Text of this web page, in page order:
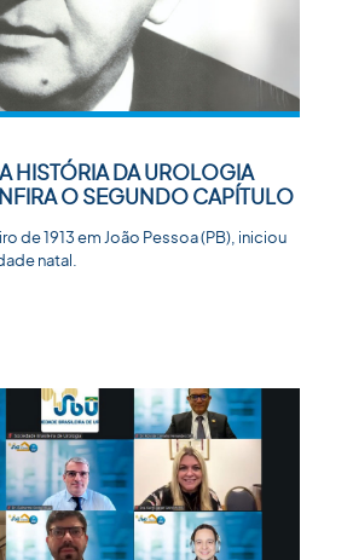
HISTÓRIA DA UROLOGIA
O SEGUNDO CAPÍTULO
de 1913 em João Pessoa (PB), iniciou
natal.